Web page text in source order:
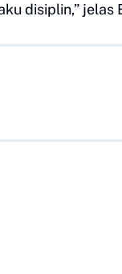
disiplin,” jelas